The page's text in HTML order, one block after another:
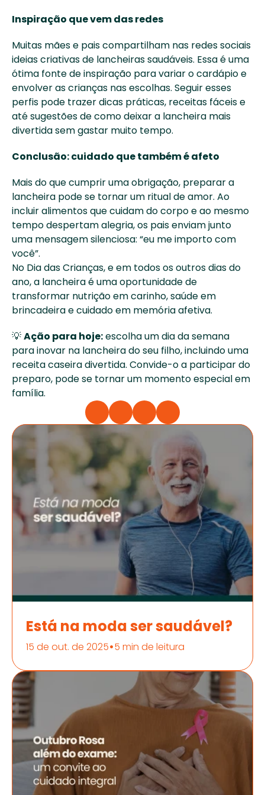
Inspiração que vem das redes
Muitas mães e pais compartilham nas redes sociais
ideias criativas de lancheiras saudáveis. Essa é uma
ótima fonte de inspiração para variar o cardápio e
envolver as crianças nas escolhas. Seguir esses
perfis pode trazer dicas práticas, receitas fáceis e
até sugestões de como deixar a lancheira mais
divertida sem gastar muito tempo.
Conclusão: cuidado que também é afeto
Mais do que cumprir uma obrigação, preparar a
lancheira pode se tornar um ritual de amor. Ao
incluir alimentos que cuidam do corpo e ao mesmo
tempo despertam alegria, os pais enviam junto
uma mensagem silenciosa: “eu me importo com
você”.
No Dia das Crianças, e em todos os outros dias do
ano, a lancheira é uma oportunidade de
transformar nutrição em carinho, saúde em
brincadeira e cuidado em memória afetiva.
💡 Ação para hoje: escolha um dia da semana
para inovar na lancheira do seu filho, incluindo uma
receita caseira divertida. Convide-o a participar do
preparo, pode se tornar um momento especial em
família.
Está na moda ser saudável?
15 de out. de 2025•5 min de leitura